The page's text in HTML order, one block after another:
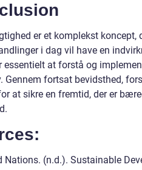
er et komplekst koncept,
i dag vil have en
essentielt at forstå og
Gennem fortsat bevidsthed,
at sikre en fremtid, der er
Nations. (n.d.). Sustainable